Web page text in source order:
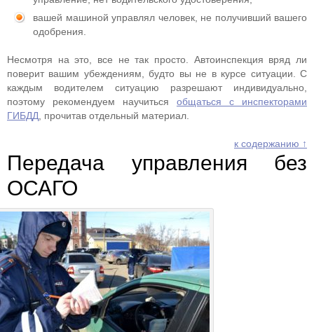
вашей машиной управлял человек, не получивший вашего
одобрения.
Несмотря на это, все не так просто. Автоинспекция вряд ли
поверит вашим убеждениям, будто вы не в курсе ситуации. С
каждым водителем ситуацию разрешают индивидуально,
поэтому рекомендуем научиться общаться с инспекторами
ГИБДД , прочитав отдельный материал.
к содержанию ↑
Передача управления без
ОСАГО